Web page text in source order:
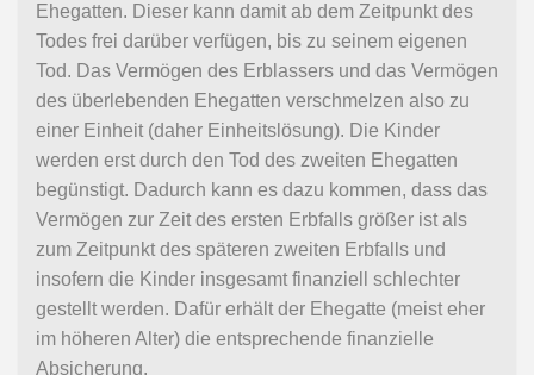
Ehegatten. Dieser kann damit ab dem Zeitpunkt des
Todes frei darüber verfügen, bis zu seinem eigenen
Tod. Das Vermögen des Erblassers und das Vermögen
des überlebenden Ehegatten verschmelzen also zu
einer Einheit (daher Einheitslösung). Die Kinder
werden erst durch den Tod des zweiten Ehegatten
begünstigt. Dadurch kann es dazu kommen, dass das
Vermögen zur Zeit des ersten Erbfalls größer ist als
zum Zeitpunkt des späteren zweiten Erbfalls und
insofern die Kinder insgesamt finanziell schlechter
gestellt werden. Dafür erhält der Ehegatte (meist eher
im höheren Alter) die entsprechende finanzielle
Absicherung.